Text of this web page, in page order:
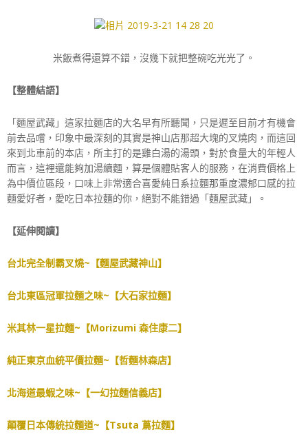
米飯煮得還算不錯，沒幾下就把整碗吃光光了。
【整體結語】
「麵屋武藏」這家拉麵店的大名早有所聽聞，只是遲至目前才有機會
前去品嚐，印象中最深刻的其實是神山店那超大塊的叉燒肉，而這回
來到北車前的本店，所主打的是雞白湯的湯頭，對於食量大的年輕人
而言，這裡還能夠加湯續麵，算是個體貼客人的服務，在消費價格上
為中價位區段，口味上非常適合喜愛純日系拉麵那重度濃郁口感的拉
麵愛好者，愛吃日本拉麵的你，絕對不能錯過「麵屋武藏」。
【延伸閱讀】
台北完全制霸叉燒~【麵屋武藏神山】
台北東區冠軍拉麵之味~【大石家拉麵】
米其林一星拉麵~【Morizumi 森住康二】
純正東京血統平價拉麵~【哲麵林森店】
北海道最蝦之味~【一幻拉麵信義店】
顛覆日本傳統拉麵道~【Tsuta 蔦拉麵】